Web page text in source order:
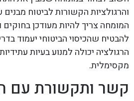
והרגולציות הקשורות לביטוח מבנים
המומחה צריך להיות מעודכן בחוקים
להבטיח שהכיסוי הביטוחי יעמוד
הרגולציה יכולה למנוע בעיות
מקסימלית.
קשר ותקשורת עם